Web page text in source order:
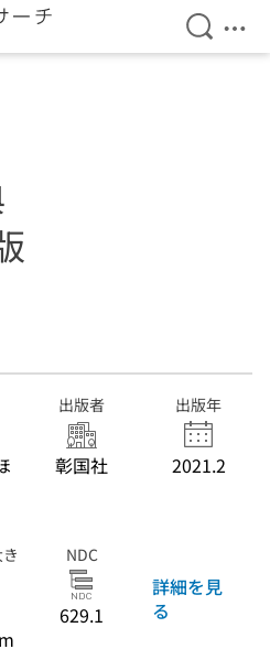
検索を
メ
出版者
彰国社
出版年
2021.2
NDC
629.1
詳細を見
る